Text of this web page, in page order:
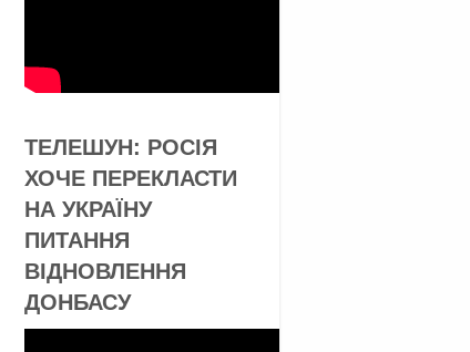
ТЕЛЕШУН: РОСІЯ
ХОЧЕ ПЕРЕКЛАСТИ
НА УКРАЇНУ
ПИТАННЯ
ВІДНОВЛЕННЯ
ДОНБАСУ